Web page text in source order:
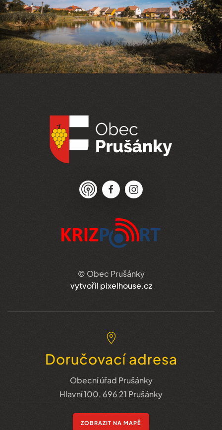
© Obec Prušánky
vytvořil pixelhouse.cz
Doručovací adresa
Obecní úřad Prušánky
Hlavní 100, 696 21 Prušánky
ZOBRAZIT NA MAPĚ